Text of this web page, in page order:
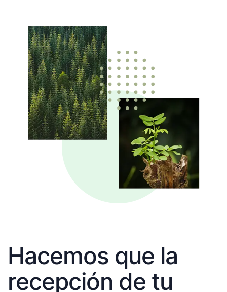
Hacemos que la
recepción de tu